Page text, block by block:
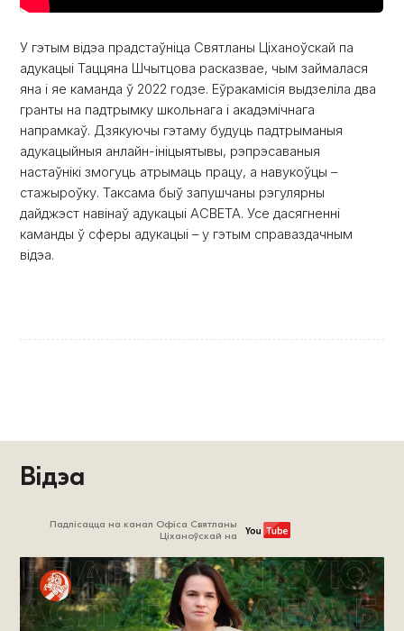
У гэтым відэа прадстаўніца Святланы Ціханоўскай па
адукацыі Таццяна Шчытцова расказвае, чым займалася
яна і яе каманда ў 2022 годзе. Еўракамісія выдзеліла два
гранты на падтрымку школьнага і акадэмічнага
напрамкаў. Дзякуючы гэтаму будуць падтрыманыя
адукацыйныя анлайн-ініцыятывы, рэпрэсаваныя
настаўнікі змогуць атрымаць працу, а навукоўцы –
стажыроўку. Таксама быў запушчаны рэгулярны
дайджэст навінаў адукацыі АСВЕТА. Усе дасягненні
каманды ў сферы адукацыі – у гэтым справаздачным
відэа.
Відэа
Падпісацца на канал Офіса Святланы
Ціханоўскай на